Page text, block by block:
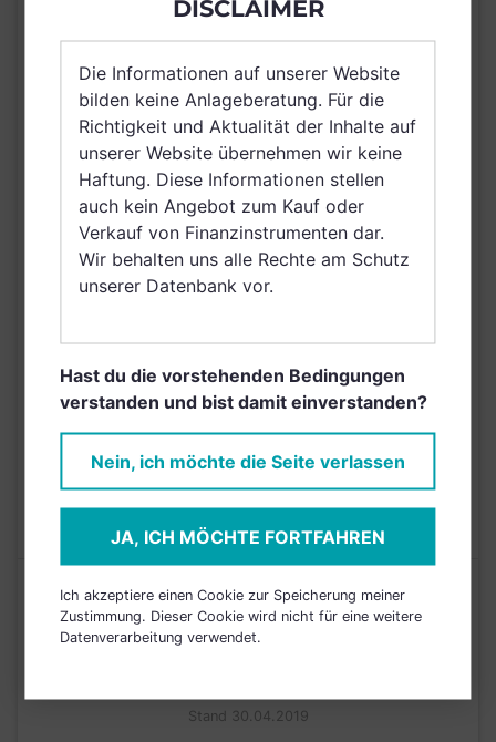
VERTRIEBSZULASSUNG
Großbritannien und
Nordirland, Österreich,
Schweiz, Finnland,
Dänemark, Hong Kong,
Ungarn, Island,
Schweden, Irland,
Belgien, Netherlands
(Kingdom of the),
Norwegen, Vereinigte
Singapur,
Griechenland, Brunei
Darussalam, Saudi
Arabien
AUSGABEAUFSCHLAG 5,00%
N/A
Risikoeinstufung laut Anbieter (KID)
Stand 30.04.2019
DISCLAIMER
Die Informationen auf unserer Website
bilden keine Anlageberatung. Für die
Richtigkeit und Aktualität der Inhalte auf
unserer Website übernehmen wir keine
Haftung. Diese Informationen stellen
auch kein Angebot zum Kauf oder
Verkauf von Finanzinstrumenten dar.
Wir behalten uns alle Rechte am Schutz
unserer Datenbank vor.
Hast du die vorstehenden Bedingungen
verstanden und bist damit einverstanden?
Nein, ich möchte die Seite verlassen
JA, ICH MÖCHTE FORTFAHREN
Ich akzeptiere einen Cookie zur Speicherung meiner
Zustimmung. Dieser Cookie wird nicht für eine weitere
Datenverarbeitung verwendet.